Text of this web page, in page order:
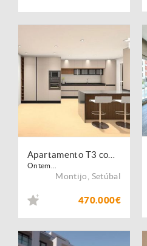
Ontem...
Montijo Setúbal
470.000€